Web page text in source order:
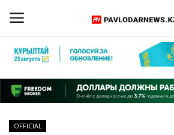
Регистрация
Главная
OFFICIAL